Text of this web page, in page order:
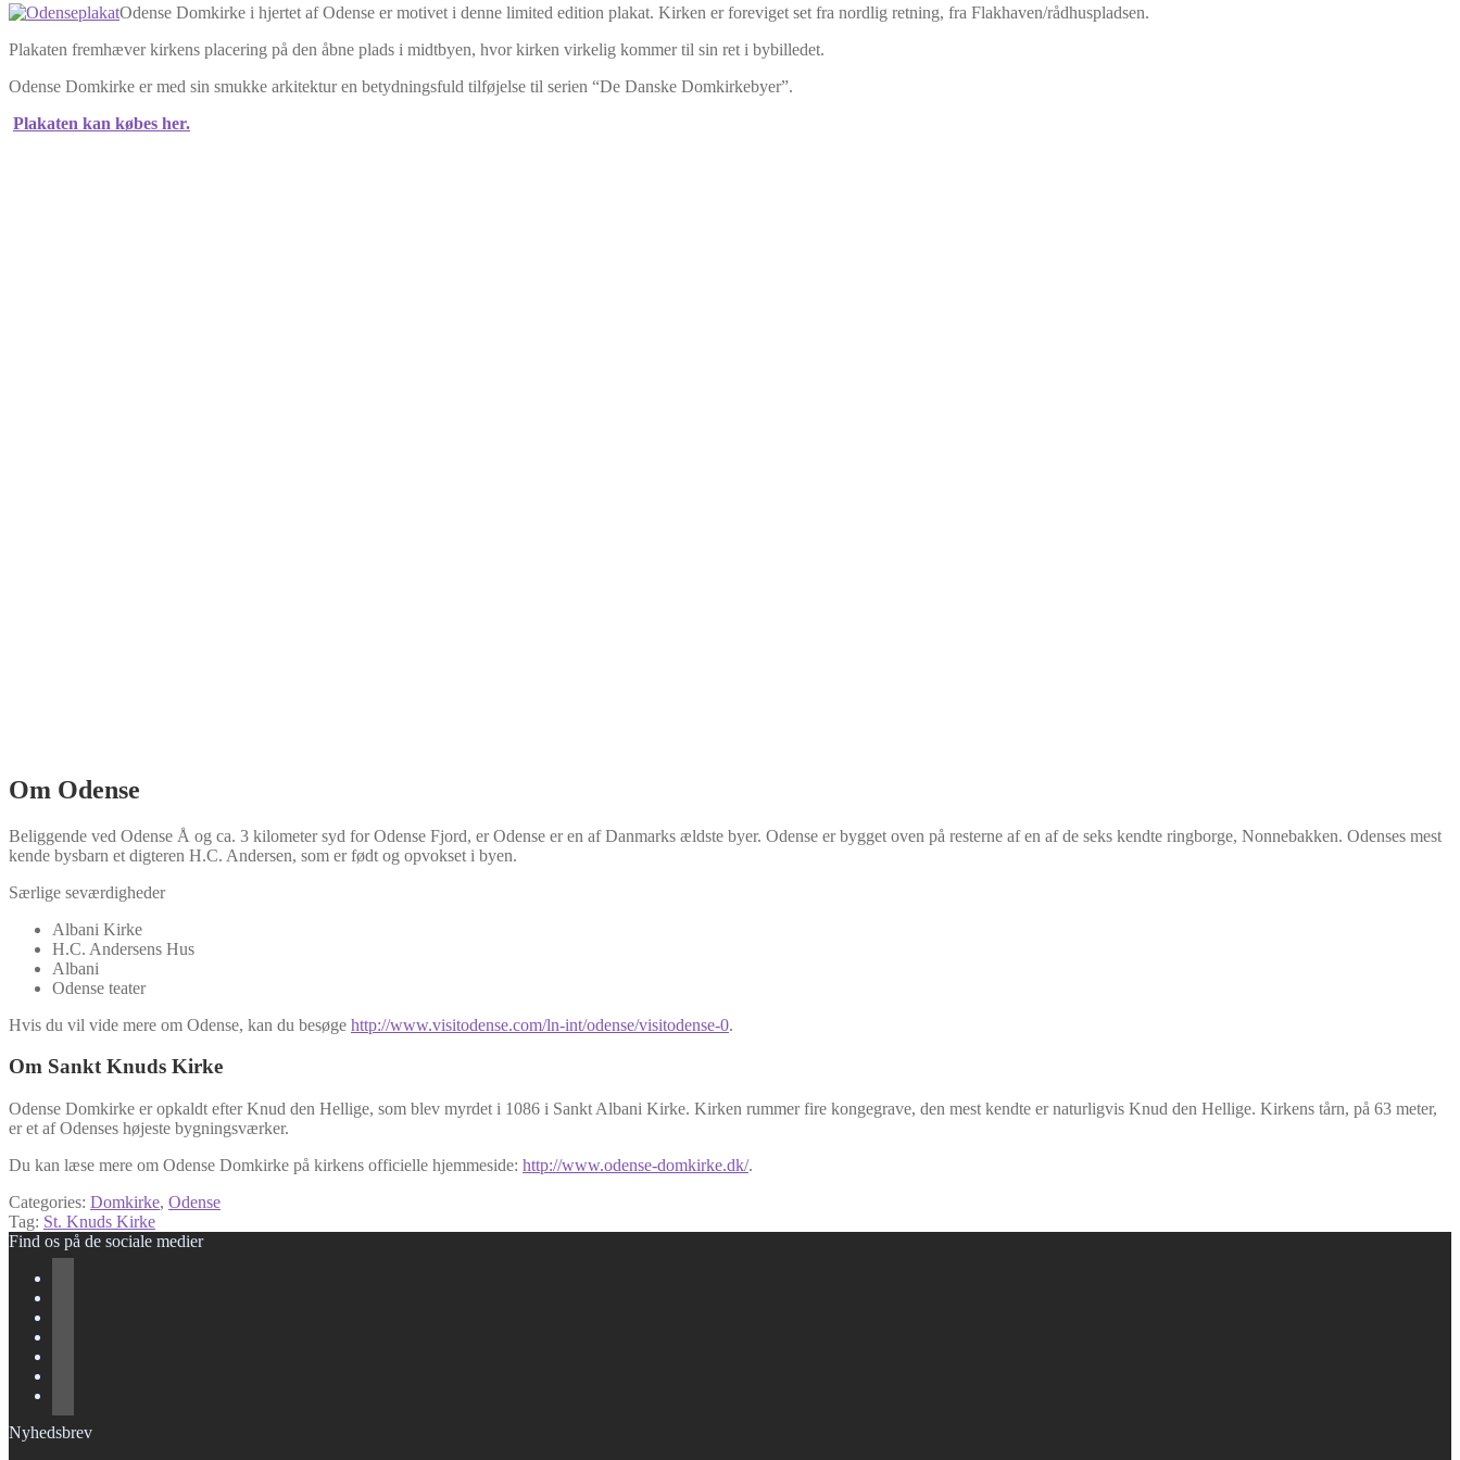
Odense Domkirke i hjertet af Odense er motivet i denne limited edition plakat. Kirken er foreviget set fra nordlig retning, fra Flakhaven/rådhuspladsen.
Plakaten fremhæver kirkens placering på den åbne plads i midtbyen, hvor kirken virkelig kommer til sin ret i bybilledet.
Odense Domkirke er med sin smukke arkitektur en betydningsfuld tilføjelse til serien “De Danske Domkirkebyer”.
Plakaten kan købes her.
Om Odense
Beliggende ved Odense Å og ca. 3 kilometer syd for Odense Fjord, er Odense er en af Danmarks ældste byer. Odense er bygget oven på resterne af en af de seks kendte ringborge, Nonnebakken. Odenses mest
kende bysbarn et digteren H.C. Andersen, som er født og opvokset i byen.
Særlige seværdigheder
Albani Kirke
H.C. Andersens Hus
Albani
Odense teater
Hvis du vil vide mere om Odense, kan du besøge http://www.visitodense.com/ln-int/odense/visitodense-0.
Om Sankt Knuds Kirke
Odense Domkirke er opkaldt efter Knud den Hellige, som blev myrdet i 1086 i Sankt Albani Kirke. Kirken rummer fire kongegrave, den mest kendte er naturligvis Knud den Hellige. Kirkens tårn, på 63 meter,
er et af Odenses højeste bygningsværker.
Du kan læse mere om Odense Domkirke på kirkens officielle hjemmeside: http://www.odense-domkirke.dk/.
Categories: Domkirke, Odense
Tag: St. Knuds Kirke
Find os på de sociale medier
Nyhedsbrev